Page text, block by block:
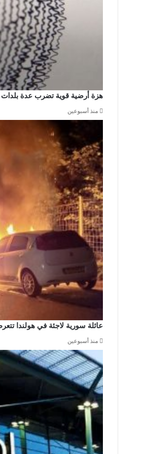
هزة أرضية قوية تضرب عدة
منذ أسبوعين
عائلة سورية لاجئة في هولندا
منذ أسبوعين